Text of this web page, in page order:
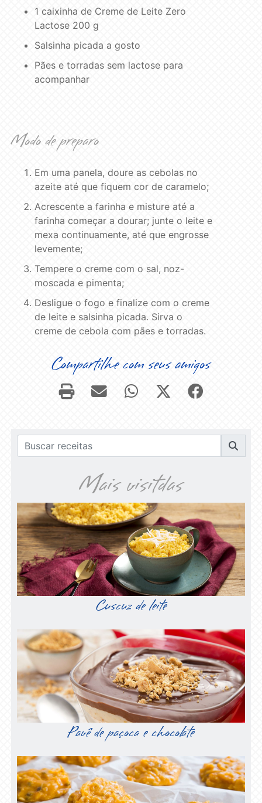
1 caixinha de Creme de Leite Zero
Lactose 200 g
Salsinha picada a gosto
Pães e torradas sem lactose para
acompanhar
Modo de preparo
Em uma panela, doure as cebolas no
azeite até que fiquem cor de caramelo;
Acrescente a farinha e misture até a
farinha começar a dourar; junte o leite e
mexa continuamente, até que engrosse
levemente;
Tempere o creme com o sal, noz-
moscada e pimenta;
Desligue o fogo e finalize com o creme
de leite e salsinha picada. Sirva o
creme de cebola com pães e torradas.
Compartilhe com seus amigos
Mais visitdas
Cuscuz de leite
Pavê de paçoca e chocolate